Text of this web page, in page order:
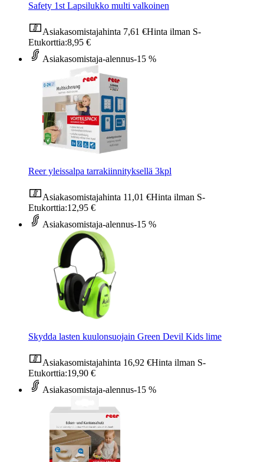
Safety 1st Lapsilukko multi valkoinen
Asiakasomistajahinta 7,61 €Hinta ilman S-
Etukorttia:8,95 €
Asiakasomistaja-alennus-15 %
Reer yleissalpa tarrakiinnityksellä 3kpl
Asiakasomistajahinta 11,01 €Hinta ilman S-
Etukorttia:12,95 €
Asiakasomistaja-alennus-15 %
Skydda lasten kuulonsuojain Green Devil Kids lime
Asiakasomistajahinta 16,92 €Hinta ilman S-
Etukorttia:19,90 €
Asiakasomistaja-alennus-15 %